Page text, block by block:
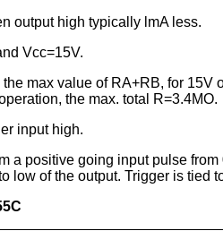
output high typically lmA less.
Vcc=15V.
max value of RA+RB, for 15V
the max. total R=3.4MO.
input high.
a positive going input pulse
low of the output. Trigger is tied